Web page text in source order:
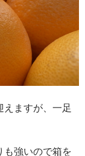
ますが、一足
も強いので箱を